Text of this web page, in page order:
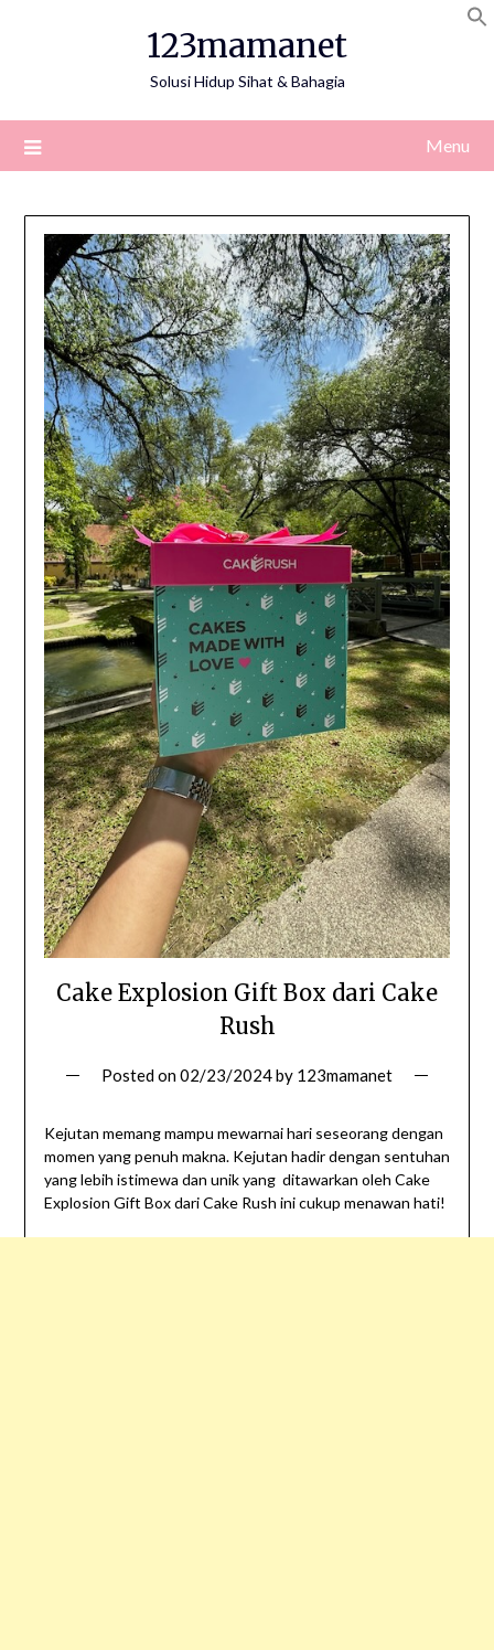
123mamanet
Solusi Hidup Sihat & Bahagia
Menu
Cake Explosion Gift Box dari Cake
Rush
Posted on02/23/2024by 123mamanet
Kejutan memang mampu mewarnai hari seseorang dengan
momen yang penuh makna. Kejutan hadir dengan sentuhan
yang lebih istimewa dan unik yang ditawarkan oleh Cake
Explosion Gift Box dari Cake Rush ini cukup menawan hati!